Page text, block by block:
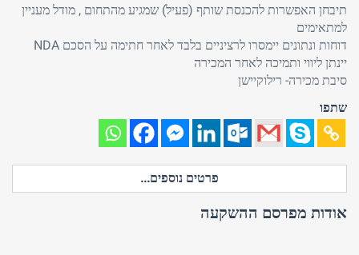
תיבחן האפשרות להכנסת שותף (פעיל) שמגיע מהתחום , מודל מעניין
למתאימים
דוחות ונתונים יימסרו לרציניים בלבד לאחר חתימה על הסכם NDA
יינתן ליווי ותמיכה לאחר המכירה
סיבת מכירה- רילוקיישן
שתפו
פרטים נוספים...
אודות מפרסם ההשקעה